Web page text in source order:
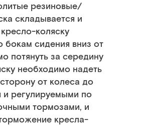
резиновые/
складывается и
коляску
бокам сидения вниз от
потянуть за середину
необходимо надеть
от колеса до
регулируемыми по
тормозами, и
кресла-